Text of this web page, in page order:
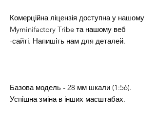
Комерційна ліцензія доступна у нашому
Myminifactory Tribe та нашому веб
-сайті. Напишіть нам для деталей.
Базова модель - 28 мм шкали (1:56).
Успішна зміна в інших масштабах.